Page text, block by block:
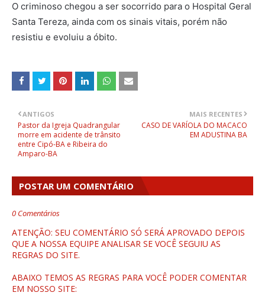
O criminoso chegou a ser socorrido para o Hospital Geral
Santa Tereza, ainda com os sinais vitais, porém não
resistiu e evoluiu a óbito.
MAIS RECENTES
CASO DE VARÍOLA DO MACACO
EM ADUSTINA BA
ANTIGOS
Pastor da Igreja Quadrangular
morre em acidente de trânsito
entre Cipó-BA e Ribeira do
Amparo-BA
POSTAR UM COMENTÁRIO
0 Comentários
ATENÇÃO: SEU COMENTÁRIO SÓ SERÁ APROVADO DEPOIS
QUE A NOSSA EQUIPE ANALISAR SE VOCÊ SEGUIU AS
REGRAS DO SITE.
ABAIXO TEMOS AS REGRAS PARA VOCÊ PODER COMENTAR
EM NOSSO SITE: